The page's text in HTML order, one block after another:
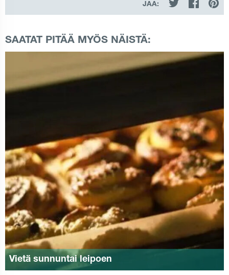
JAA:
SAATAT PITÄÄ MYÖS NÄISTÄ:
Vietä sunnuntai leipoen